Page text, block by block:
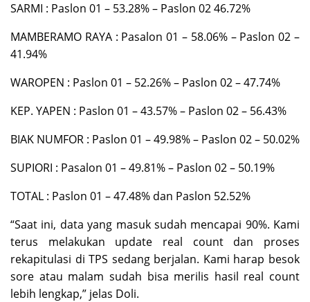
SARMI : Paslon 01 – 53.28% – Paslon 02 46.72%
MAMBERAMO RAYA : Pasalon01 – 58.06% – Paslon02 –
41.94%
WAROPEN : Paslon 01 – 52.26% – Paslon 02 – 47.74%
KEP. YAPEN : Paslon 01 – 43.57% – Paslon 02 – 56.43%
BIAK NUMFOR : Paslon 01 – 49.98% – Paslon 02 – 50.02%
SUPIORI : Pasalon 01 – 49.81% – Paslon 02 – 50.19%
TOTAL : Paslon 01 – 47.48% dan Paslon 52.52%
“Saat ini, data yang masuk sudah mencapai 90%. Kami
terus melakukan update real count dan proses
rekapitulasi di TPS sedang berjalan. Kami harap besok
sore atau malam sudah bisa merilis hasil real count
lebih lengkap,” jelas Doli.